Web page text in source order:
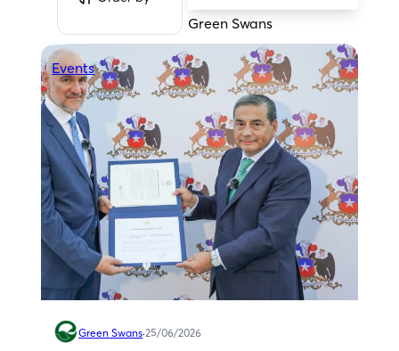
Green Swans
Events
Green Swans·25/06/2026